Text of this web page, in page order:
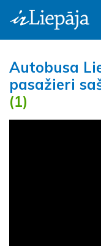
Autobusa
pasažieri
(1)